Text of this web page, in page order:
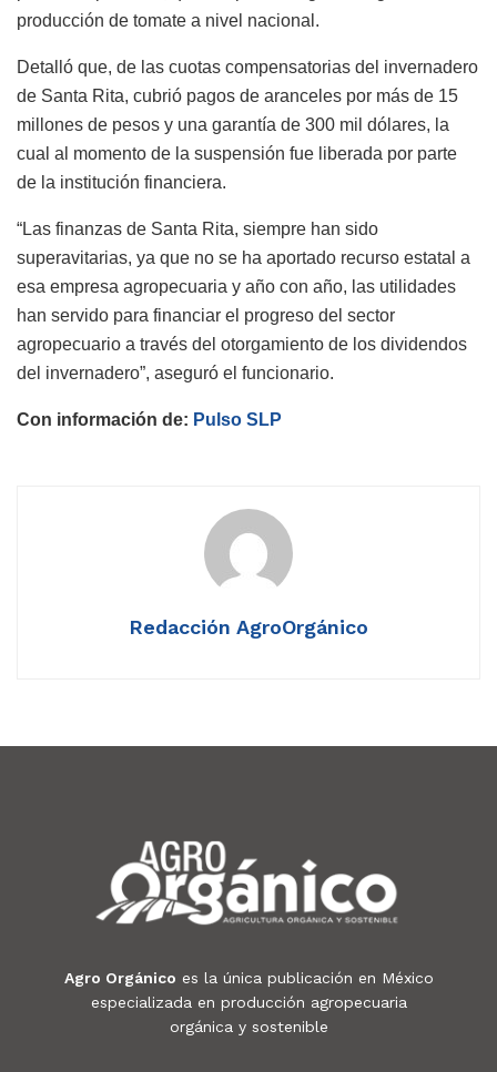
producción de tomate a nivel nacional.
Detalló que, de las cuotas compensatorias del invernadero
de Santa Rita, cubrió pagos de aranceles por más de 15
millones de pesos y una garantía de 300 mil dólares, la
cual al momento de la suspensión fue liberada por parte
de la institución financiera.
“Las finanzas de Santa Rita, siempre han sido
superavitarias, ya que no se ha aportado recurso estatal a
esa empresa agropecuaria y año con año, las utilidades
han servido para financiar el progreso del sector
agropecuario a través del otorgamiento de los dividendos
del invernadero”, aseguró el funcionario.
Con información de: Pulso SLP
Redacción AgroOrgánico
Agro Orgánico es la única publicación en México
especializada en producción agropecuaria
orgánica y sostenible